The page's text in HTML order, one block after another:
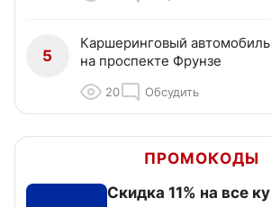
5
Каршеринговый
на проспекте Фрунзе
20 Обсудить
ПРОМОКОДЫ
Скидка 11% на все